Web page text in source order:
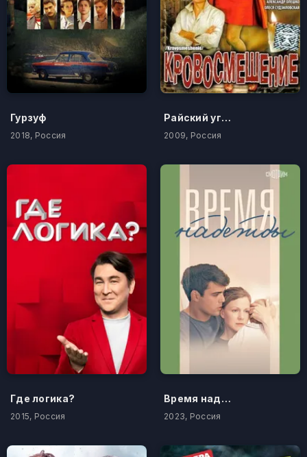
Гурзуф
2018, Россия
Райский уголок
2009, Россия
Где логика?
2015, Россия
Время надежды
2023, Россия